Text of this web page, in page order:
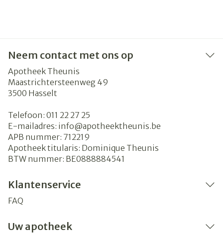
Neem contact met ons op
Apotheek Theunis
Maastrichtersteenweg 49
3500 Hasselt
Telefoon: 011 22 27 25
E-mailadres: info@apotheektheunis.be
APB nummer: 712219
Apotheek titularis: Dominique Theunis
BTW nummer: BE0888884541
Klantenservice
FAQ
Uw apotheek